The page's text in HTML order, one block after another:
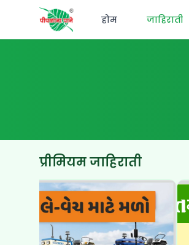
होम जाहिराती
प्रीमियम जाहिराती